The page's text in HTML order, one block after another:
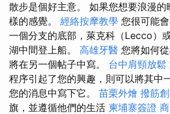
散步是個好主意。 如果您想要浪漫的
樣的感覺。 經絡按摩教學 您很可能
一個分支的底部，萊克科（Lecco）
湖中間登上船。 高雄牙醫 您將如何
將在另一個帖子中寫。 台中肩頸放鬆
程序引起了您的興趣，則可以將其中
您的消息中寫下它。 苗栗外燴 撥筋
旗，並遵循他們的生活 柬埔寨簽證